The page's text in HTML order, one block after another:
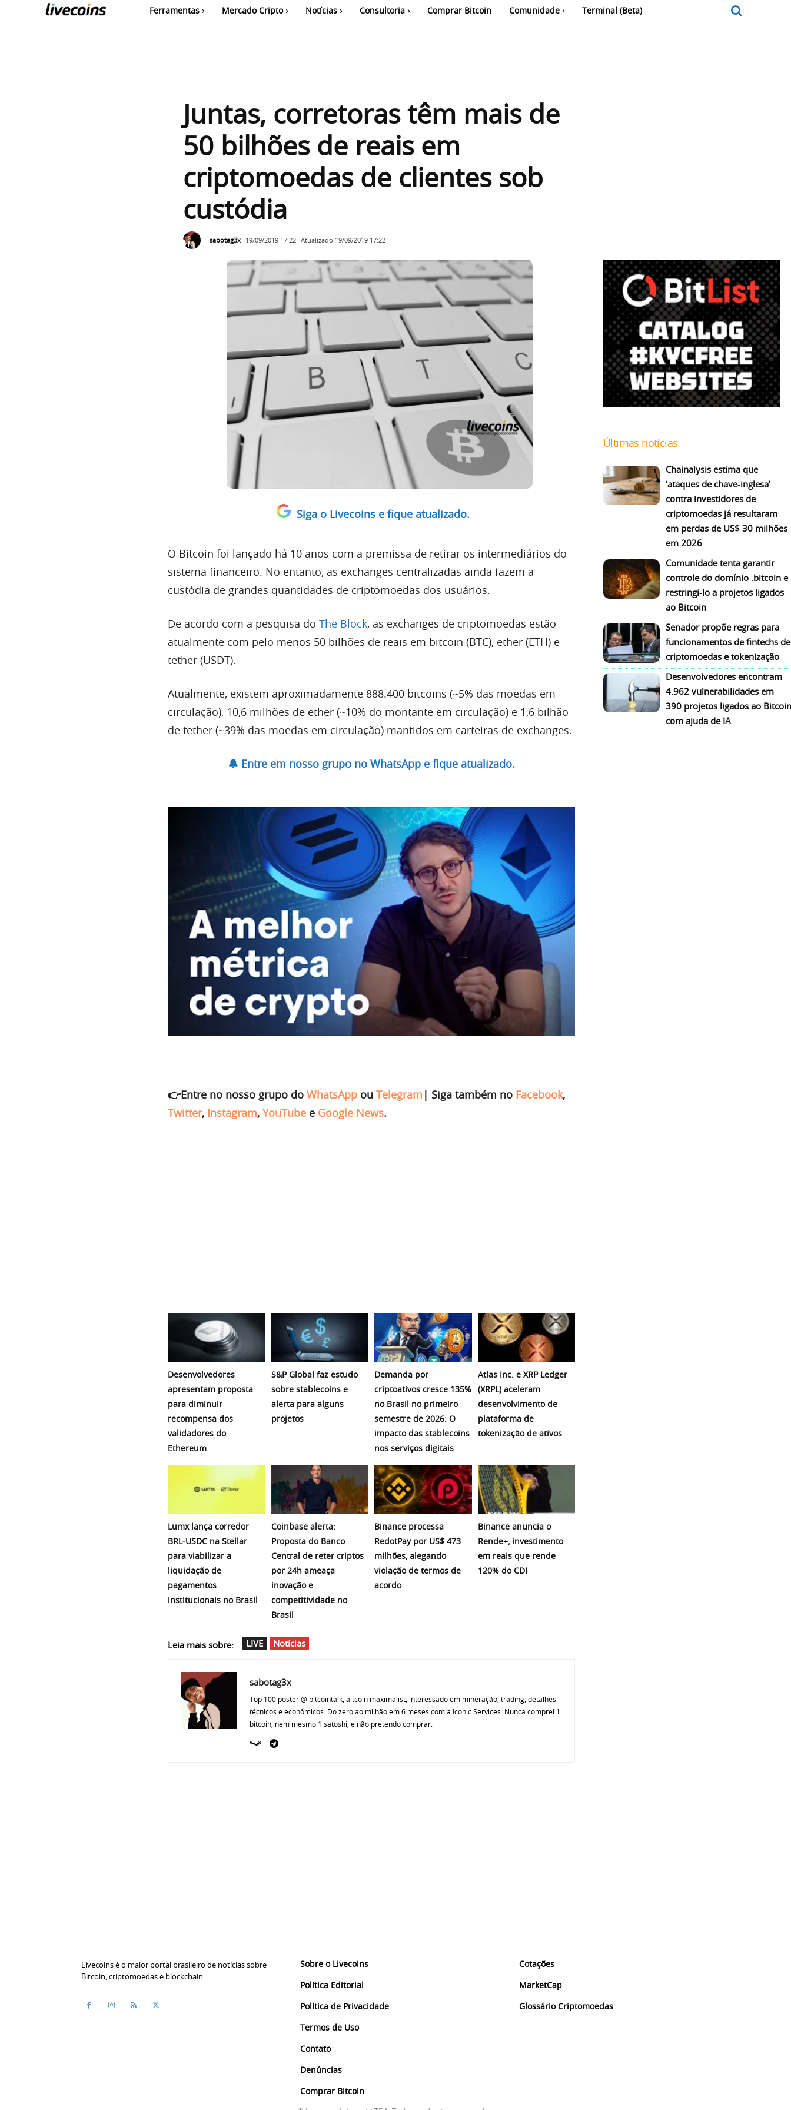
Ferramentas Mercado Cripto Notícias Consultoria Comprar Bitcoin Comunidade Terminal (Beta)
Juntas, corretoras têm mais de
50 bilhões de reais em
criptomoedas de clientes sob
custódia
sabotag3x 19/09/2019 17:22 Atualizado 19/09/2019 17:22
Siga o Livecoins e fique atualizado.
O Bitcoin foi lançado há 10 anos com a premissa de retirar os intermediários do
sistema financeiro. No entanto, as exchanges centralizadas ainda fazem a
custódia de grandes quantidades de criptomoedas dos usuários.
De acordo com a pesquisa do The Block, as exchanges de criptomoedas estão
atualmente com pelo menos 50 bilhões de reais em bitcoin (BTC), ether (ETH) e
tether (USDT).
Atualmente, existem aproximadamente 888.400 bitcoins (~5% das moedas em
circulação), 10,6 milhões de ether (~10% do montante em circulação) e 1,6 bilhão
de tether (~39% das moedas em circulação) mantidos em carteiras de exchanges.
🔔 Entre em nosso grupo no WhatsApp e fique atualizado.
👉Entre no nosso grupo do WhatsApp ou Telegram | Siga também no Facebook,
Twitter, Instagram, YouTube e Google News.
Desenvolvedores
apresentam proposta
para diminuir
recompensa dos
validadores do
Ethereum
S&P Global faz estudo
sobre stablecoins e
alerta para alguns
projetos
Demanda por
criptoativos cresce 135%
no Brasil no primeiro
semestre de 2026: O
impacto das stablecoins
nos serviços digitais
Atlas Inc. e XRP Ledger
(XRPL) aceleram
desenvolvimento de
plataforma de
tokenização de ativos
Lumx lança corredor
BRL-USDC na Stellar
para viabilizar a
liquidação de
pagamentos
institucionais no Brasil
Coinbase alerta:
Proposta do Banco
Central de reter criptos
por 24h ameaça
inovação e
competitividade no
Brasil
Binance processa
RedotPay por US$ 473
milhões, alegando
violação de termos de
acordo
Binance anuncia o
Rende+, investimento
em reais que rende
120% do CDI
Leia mais sobre: LIVE Notícias
sabotag3x
Top 100 poster @ bitcointalk, altcoin maximalist, interessado em mineração, trading, detalhes
técnicos e econômicos. Do zero ao milhão em 6 meses com a Iconic Services. Nunca comprei 1
bitcoin, nem mesmo 1 satoshi, e não pretendo comprar.
Últimas notícias
Chainalysis estima que
‘ataques de chave-inglesa’
contra investidores de
criptomoedas já resultaram
em perdas de US$ 30 milhões
em 2026
Comunidade tenta garantir
controle do domínio .bitcoin e
restringi-lo a projetos ligados
ao Bitcoin
Senador propõe regras para
funcionamentos de fintechs de
criptomoedas e tokenização
Desenvolvedores encontram
4.962 vulnerabilidades em
390 projetos ligados ao Bitcoin
com ajuda de IA
Livecoins é o maior portal brasileiro de notícias sobre
Bitcoin, criptomoedas e blockchain.
Sobre o Livecoins
Politica Editorial
Política de Privacidade
Termos de Uso
Contato
Denúncias
Comprar Bitcoin
Cotações
MarketCap
Glossário Criptomoedas